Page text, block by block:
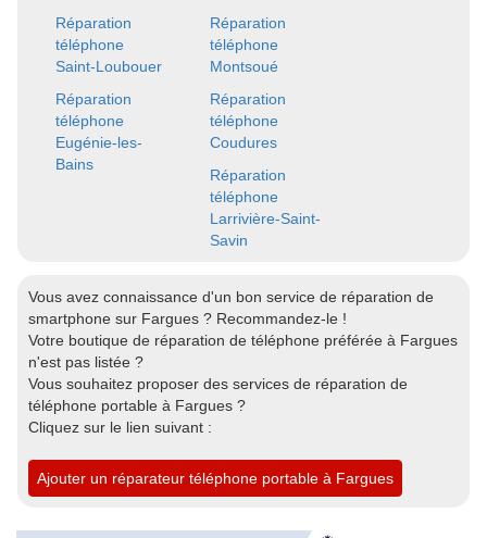
Réparation
téléphone
Saint-Loubouer
Réparation
téléphone
Montsoué
Réparation
téléphone
Eugénie-les-
Bains
Réparation
téléphone
Coudures
Réparation
téléphone
Larrivière-Saint-
Savin
Vous avez connaissance d'un bon service de réparation de
smartphone sur Fargues ? Recommandez-le !
Votre boutique de réparation de téléphone préférée à Fargues
n'est pas listée ?
Vous souhaitez proposer des services de réparation de
téléphone portable à Fargues ?
Cliquez sur le lien suivant :
Ajouter un réparateur téléphone portable à Fargues